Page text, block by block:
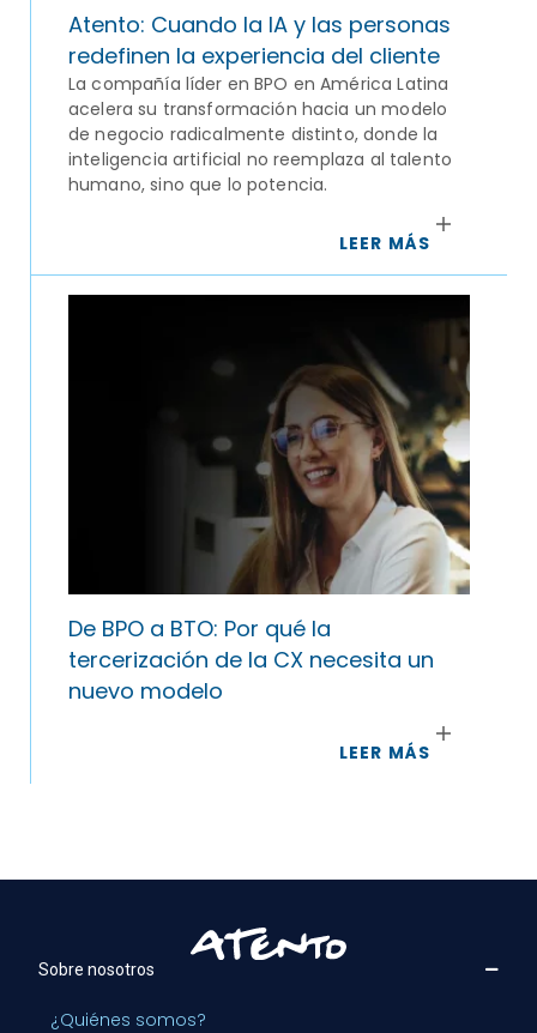
Atento: Cuando la IA y las personas
redefinen la experiencia del cliente
La compañía líder en BPO en América Latina
acelera su transformación hacia un modelo
de negocio radicalmente distinto, donde la
inteligencia artificial no reemplaza al talento
humano, sino que lo potencia.
LEER MÁS
De BPO a BTO: Por qué la
tercerización de la CX necesita un
nuevo modelo
LEER MÁS
Sobre nosotros
¿Quiénes somos?